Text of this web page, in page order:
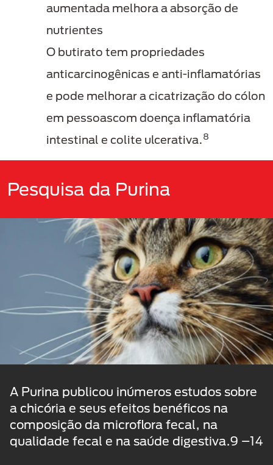
aumentada melhora a absorção de
nutrientes
O butirato tem propriedades
anticarcinogênicas e anti-inflamatórias
e pode melhorar a cicatrização do cólon
em pessoascom doença inflamatória
intestinal e colite ulcerativa.8
Pesquisa da Purina
A Purina publicou inúmeros estudos sobre
a chicória e seus efeitos benéficos na
composição da microflora fecal, na
qualidade fecal e na saúde digestiva.9 –14